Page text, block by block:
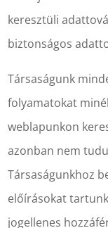
keresztüli
biztonságos
Társaságunk
folyamatokat
weblapunkon
azonban nem
Társaságunkhoz
előírásokat
jogellenes